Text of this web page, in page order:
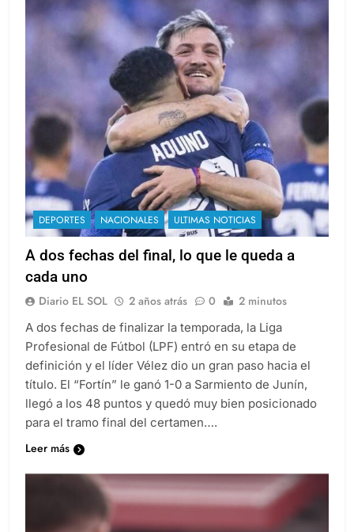
DEPORTES NACIONALES ULTIMAS NOTICIAS
A dos fechas del final, lo que le queda a
cada uno
Diario EL SOL 2 años atrás 0 2 minutos
A dos fechas de finalizar la temporada, la Liga
Profesional de Fútbol (LPF) entró en su etapa de
definición y el líder Vélez dio un gran paso hacia el
título. El “Fortín” le ganó 1-0 a Sarmiento de Junín,
llegó a los 48 puntos y quedó muy bien posicionado
para el tramo final del certamen….
Leer más